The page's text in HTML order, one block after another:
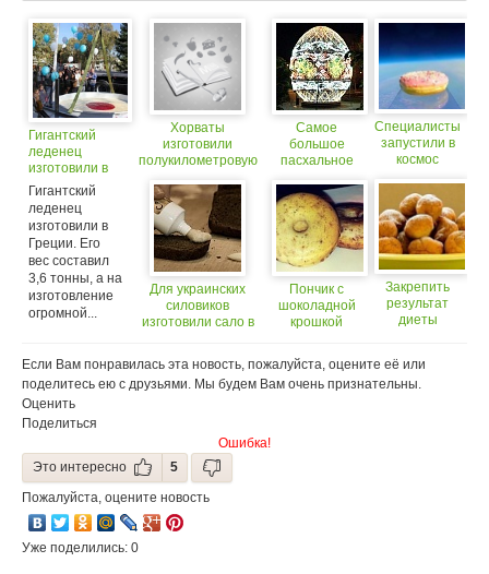
Гигантский
леденец
изготовили в
Греции
Гигантский
леденец
изготовили в
Греции. Его
вес составил
3,6 тонны, а на
изготовление
огромной...
Хорваты
изготовили
полукилометровую
Для украинских
силовиков
изготовили сало в
Самое
большое
пасхальное
изготовили на
Украине
Пончик с
шоколадной
крошкой
Специалисты
запустили в
космос
глазурью
Закрепить
результат
диеты
Если Вам понравилась эта новость, пожалуйста, оцените её или
поделитесь ею с друзьями. Мы будем Вам очень признательны.
Оценить
Поделиться
Ошибка!
Это интересно
5
Пожалуйста, оцените новость
Уже поделились: 0